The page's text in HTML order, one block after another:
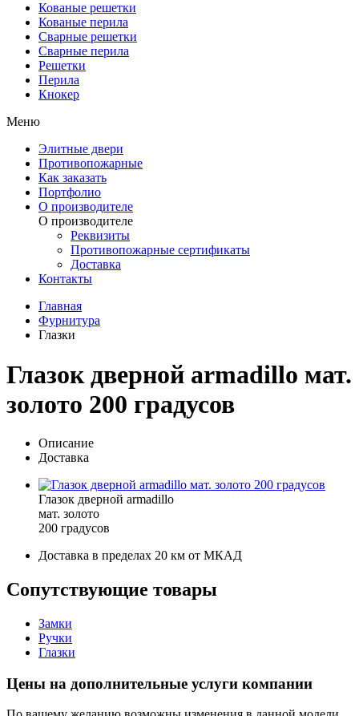
Кованые решетки
Кованые перила
Сварные решетки
Сварные перила
Решетки
Перила
Кнокер
Меню
Элитные двери
Противопожарные
Как заказать
Портфолио
О производителе
О производителе
Реквизиты
Противопожарные сертификаты
Доставка
Контакты
Главная
Фурнитура
Глазки
Глазок дверной armadillo мат.
золото 200 градусов
Описание
Доставка
Глазок дверной armadillo
мат. золото
200 градусов
Доставка в пределах 20 км от МКАД
Сопутствующие товары
Замки
Ручки
Глазки
Цены на дополнительные услуги компании